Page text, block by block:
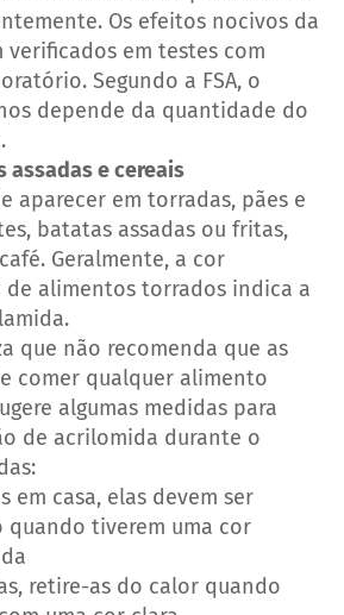
Os efeitos nocivos da
verificados em testes com
Segundo a FSA, o
depende da quantidade do
assadas e cereais
aparecer em torradas, pães e
batatas assadas ou fritas,
Geralmente, a cor
de alimentos torrados indica a
que não recomenda que as
comer qualquer alimento
algumas medidas para
de acrilomida durante o
em casa, elas devem ser
quando tiverem uma cor
retire-as do calor quando